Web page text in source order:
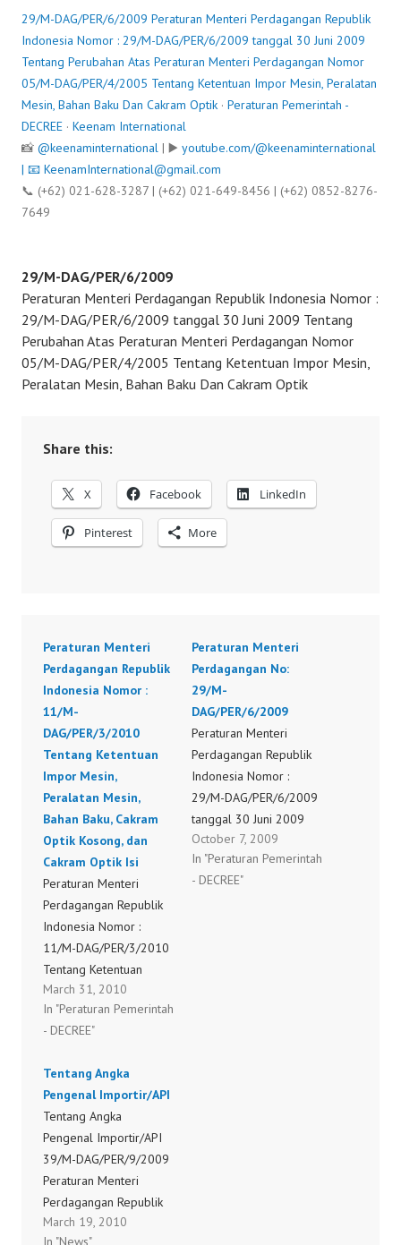
29/M-DAG/PER/6/2009 Peraturan Menteri Perdagangan Republik
Indonesia Nomor : 29/M-DAG/PER/6/2009 tanggal 30 Juni 2009
Tentang Perubahan Atas Peraturan Menteri Perdagangan Nomor
05/M-DAG/PER/4/2005 Tentang Ketentuan Impor Mesin, Peralatan
Mesin, Bahan Baku Dan Cakram Optik · Peraturan Pemerintah -
DECREE · Keenam International
📸 @keenaminternational | ▶️ youtube.com/@keenaminternational
| 📧 KeenamInternational@gmail.com
📞 (+62) 021-628-3287 | (+62) 021-649-8456 | (+62) 0852-8276-
7649
29/M-DAG/PER/6/2009
Peraturan Menteri Perdagangan Republik Indonesia Nomor :
29/M-DAG/PER/6/2009 tanggal 30 Juni 2009 Tentang
Perubahan Atas Peraturan Menteri Perdagangan Nomor
05/M-DAG/PER/4/2005 Tentang Ketentuan Impor Mesin,
Peralatan Mesin, Bahan Baku Dan Cakram Optik
Share this:
X Facebook LinkedIn
Pinterest More
Peraturan Menteri
Perdagangan Republik
Indonesia Nomor :
11/M-
DAG/PER/3/2010
Tentang Ketentuan
Impor Mesin,
Peralatan Mesin,
Bahan Baku, Cakram
Optik Kosong, dan
Cakram Optik Isi
Peraturan Menteri
Perdagangan Republik
Indonesia Nomor :
11/M-DAG/PER/3/2010
Tentang Ketentuan
Impor Mesin, Peralatan
Mesin, Bahan Baku,
Cakram Optik Kosong,
March 31, 2010
In "Peraturan Pemerintah
- DECREE"
Peraturan Menteri
Perdagangan No:
29/M-
DAG/PER/6/2009
Peraturan Menteri
Perdagangan Republik
Indonesia Nomor :
29/M-DAG/PER/6/2009
tanggal 30 Juni 2009
Tentang Perubahan Atas
Peraturan Menteri
Perdagangan Nomor
October 7, 2009
In "Peraturan Pemerintah
- DECREE"
Tentang Angka
Pengenal Importir/API
Tentang Angka
Pengenal Importir/API
39/M-DAG/PER/9/2009
Peraturan Menteri
Perdagangan Republik
Indonesia Nomor :
March 19, 2010
In "News"